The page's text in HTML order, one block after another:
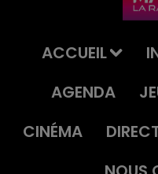
ACCUEIL
AGENDA
CINÉMA